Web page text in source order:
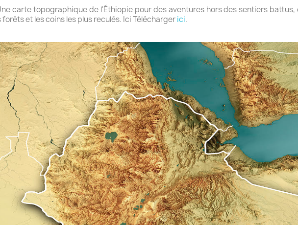
carte topographique de l'Éthiopie pour des aventures hors des sentiers battus,
forêts et les coins les plus reculés. Ici Téléchargerici.